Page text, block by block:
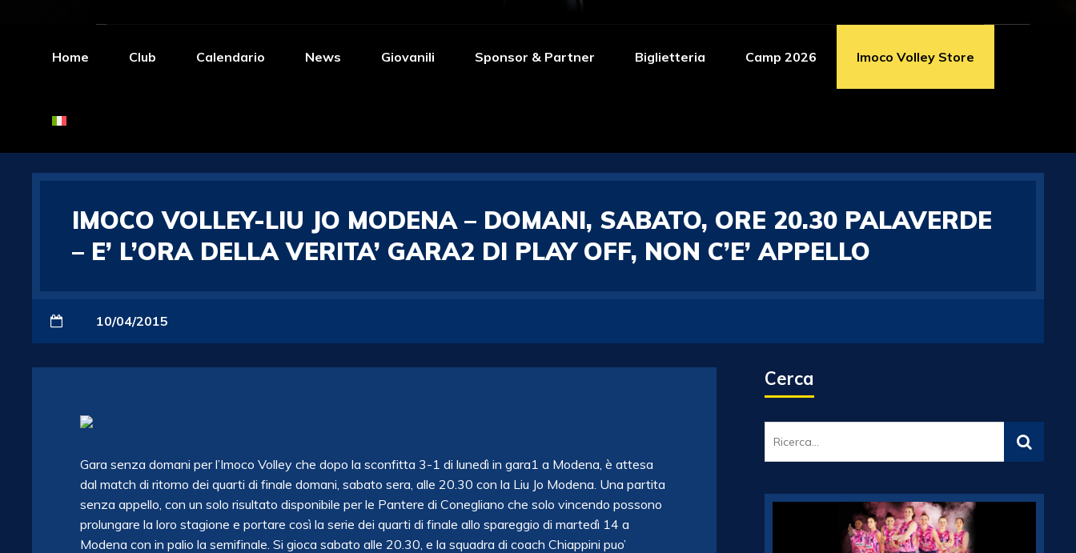
Home Club Calendario News Giovanili Sponsor & Partner Biglietteria Camp 2026 Imoco Volley Store
IMOCO VOLLEY-LIU JO MODENA – DOMANI, SABATO, ORE 20.30 PALAVERDE
– E’ L’ORA DELLA VERITA’ GARA2 DI PLAY OFF, NON C’E’ APPELLO
10/04/2015
Gara senza domani per l’Imoco Volley che dopo la sconfitta 3-1 di lunedì in gara1 a Modena, è attesa
dal match di ritorno dei quarti di finale domani, sabato sera, alle 20.30 con la Liu Jo Modena. Una partita
senza appello, con un solo risultato disponibile per le Pantere di Conegliano che solo vincendo possono
prolungare la loro stagione e portare così la serie dei quarti di finale allo spareggio di martedì 14 a
Modena con in palio la semifinale. Si gioca sabato alle 20.30, e la squadra di coach Chiappini puo’
Cerca